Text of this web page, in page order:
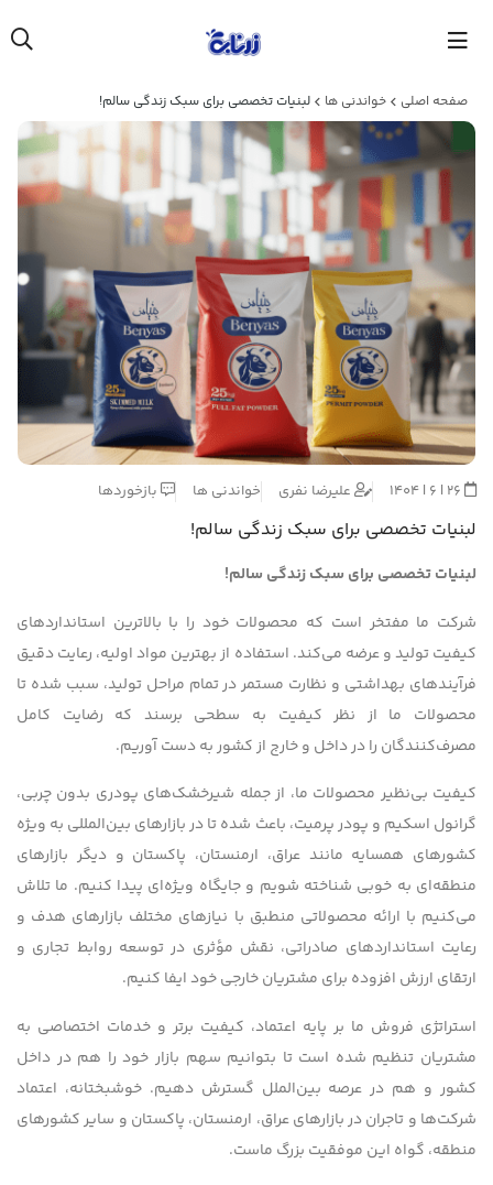
صفحه اصلی خواندنی ها لبنیات تخصصی برای سبک زندگی سالم!
علیرضا نفری خواندنی ها بازخوردها
لبنیات تخصصی برای سبک زندگی سالم!
لبنیات تخصصی برای سبک زندگی سالم!
شرکت ما مفتخر است که محصولات خود را با بالاترین استانداردهای
کیفیت تولید و عرضه می‌کند. استفاده از بهترین مواد اولیه، رعایت دقیق
فرآیندهای بهداشتی و نظارت مستمر در تمام مراحل تولید، سبب شده تا
محصولات ما از نظر کیفیت به سطحی برسند که رضایت کامل
مصرف‌کنندگان را در داخل و خارج از کشور به دست آوریم.
کیفیت بی‌نظیر محصولات ما، از جمله شیرخشک‌های پودری بدون چربی،
گرانول اسکیم و پودر پرمیت، باعث شده تا در بازارهای بین‌المللی به ویژه
کشورهای همسایه مانند عراق، ارمنستان، پاکستان و دیگر بازارهای
منطقه‌ای به خوبی شناخته شویم و جایگاه ویژه‌ای پیدا کنیم. ما تلاش
می‌کنیم با ارائه محصولاتی منطبق با نیازهای مختلف بازارهای هدف و
رعایت استانداردهای صادراتی، نقش مؤثری در توسعه روابط تجاری و
ارتقای ارزش افزوده برای مشتریان خارجی خود ایفا کنیم.
استراتژی فروش ما بر پایه اعتماد، کیفیت برتر و خدمات اختصاصی به
مشتریان تنظیم شده است تا بتوانیم سهم بازار خود را هم در داخل
کشور و هم در عرصه بین‌الملل گسترش دهیم. خوشبختانه، اعتماد
شرکت‌ها و تاجران در بازارهای عراق، ارمنستان، پاکستان و سایر کشورهای
منطقه، گواه این موفقیت بزرگ ماست.